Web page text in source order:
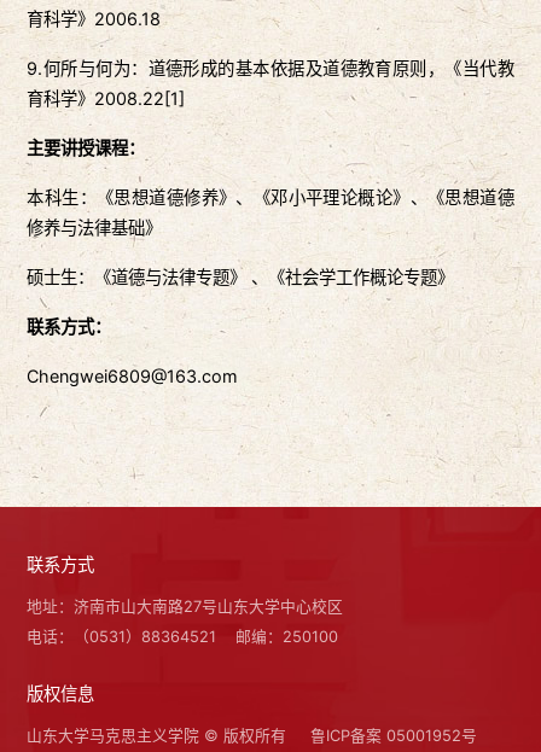
育科学》2006.18
9.何所与何为：道德形成的基本依据及道德教育原则，《当代教
育科学》2008.22[1]
主要讲授课程：
本科生：《思想道德修养》、《邓小平理论概论》、《思想道德
修养与法律基础》
硕士生：《道德与法律专题》 、《社会学工作概论专题》
联系方式：
Chengwei6809@163.com
联系方式
地址：济南市山大南路27号山东大学中心校区
电话：（0531）88364521
邮编：250100
版权信息
山东大学马克思主义学院 © 版权所有 鲁ICP备案 05001952号